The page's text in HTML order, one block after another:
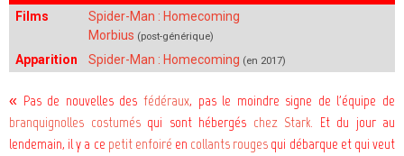
Films
Spider-Man : Homecoming
Morbius (post-générique)
Apparition Spider-Man : Homecoming (en 2017)
« Pas de nouvelles des fédéraux, pas le moindre signe de l'équipe de
branquignolles costumésqui sont hébergés chez Stark. Et du jour au
lendemain, il y a ce petit enfoiré en collants rouges qui débarque et qui veut